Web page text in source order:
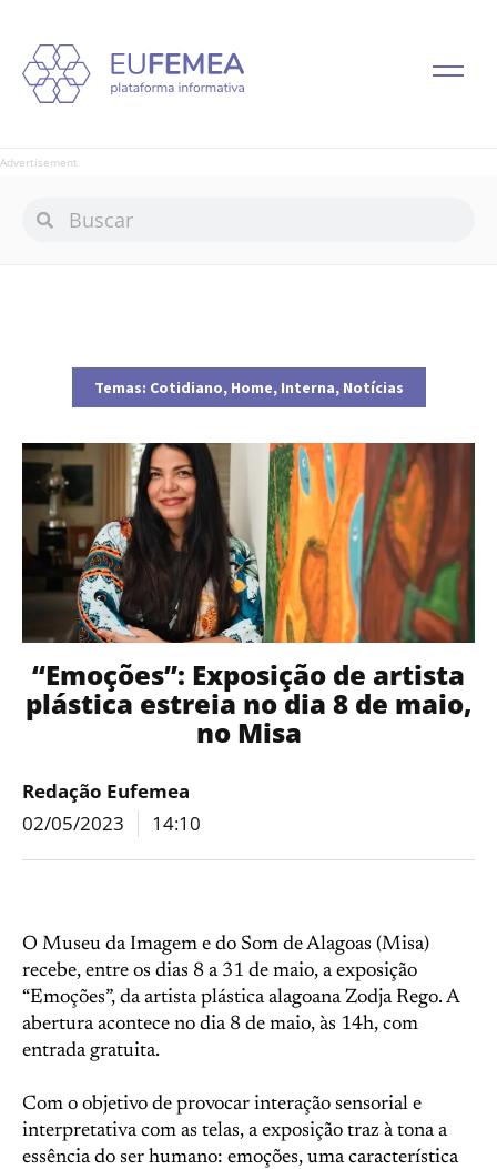
Advertisement
Temas: Cotidiano, Home, Interna, Notícias
“Emoções”: Exposição de artista
plástica estreia no dia 8 de maio,
no Misa
Redação Eufemea
02/05/2023
14:10
O Museu da Imagem e do Som de Alagoas (Misa)
recebe, entre os dias 8 a 31 de maio, a exposição
“Emoções”, da artista plástica alagoana Zodja Rego. A
abertura acontece no dia 8 de maio, às 14h, com
entrada gratuita.
Com o objetivo de provocar interação sensorial e
interpretativa com as telas, a exposição traz à tona a
essência do ser humano: emoções, uma característica